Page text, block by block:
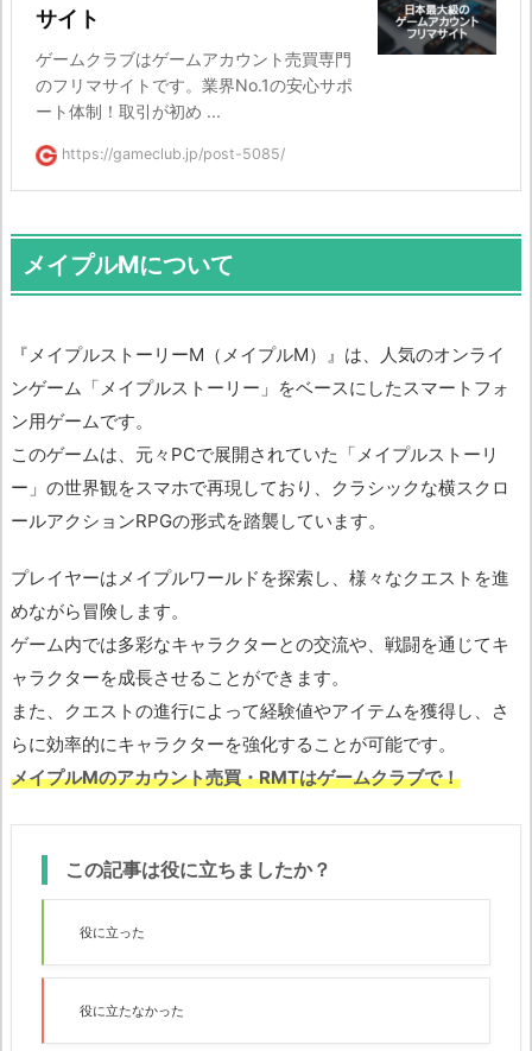
サイト
ゲームクラブはゲームアカウント売買専門
のフリマサイトです。業界No.1の安心サポ
ート体制！取引が初め ...
https://gameclub.jp/post-5085/
メイプルMについて
『メイプルストーリーM（メイプルM）』は、人気のオンライ
ンゲーム「メイプルストーリー」をベースにしたスマートフォ
ン用ゲームです。
このゲームは、元々PCで展開されていた「メイプルストーリ
ー」の世界観をスマホで再現しており、クラシックな横スクロ
ールアクションRPGの形式を踏襲しています。
プレイヤーはメイプルワールドを探索し、様々なクエストを進
めながら冒険します。
ゲーム内では多彩なキャラクターとの交流や、戦闘を通じてキ
ャラクターを成長させることができます。
また、クエストの進行によって経験値やアイテムを獲得し、さ
らに効率的にキャラクターを強化することが可能です。
メイプルMのアカウント売買・RMTはゲームクラブで！
この記事は役に立ちましたか？
役に立った
役に立たなかった